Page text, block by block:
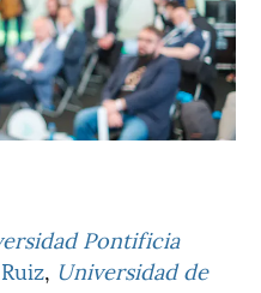
Pontificia
, Universidad de